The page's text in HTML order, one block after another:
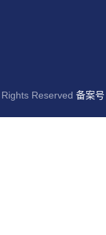
Reserved 备案